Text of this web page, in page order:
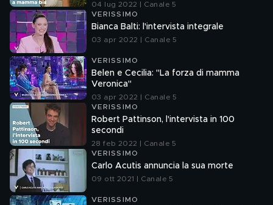
04 lug 2022 | Canale 5
VERISSIMO
Bianca Balti: l'intervista integrale
03 apr 2022 | Canale 5
VERISSIMO
Belen e Cecilia: "La forza di mamma
Veronica"
03 apr 2022 | Canale 5
VERISSIMO
Robert Pattinson, l'intervista in 100
secondi
28 feb 2022 | Canale 5
VERISSIMO
Carlo Acutis annuncia la sua morte
09 ott 2021 | Canale 5
VERISSIMO